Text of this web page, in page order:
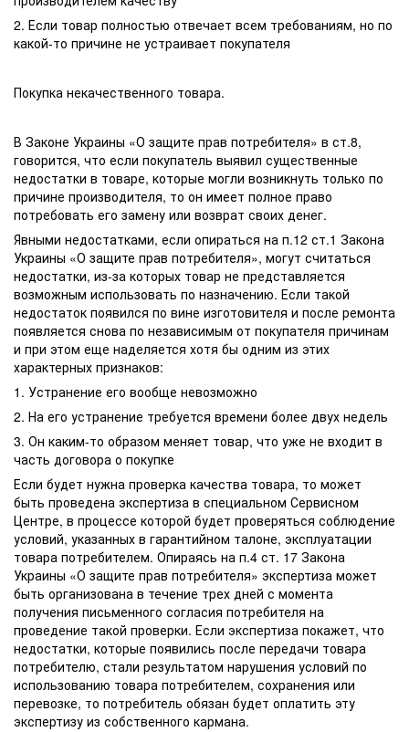
2. Если товар полностью отвечает всем требованиям, но по
какой-то причине не устраивает покупателя
Покупка некачественного товара.
В Законе Украины «О защите прав потребителя» в ст.8,
говорится, что если покупатель выявил существенные
недостатки в товаре, которые могли возникнуть только по
причине производителя, то он имеет полное право
потребовать его замену или возврат своих денег.
Явными недостатками, если опираться на п.12 ст.1 Закона
Украины «О защите прав потребителя», могут считаться
недостатки, из-за которых товар не представляется
возможным использовать по назначению. Если такой
недостаток появился по вине изготовителя и после ремонта
появляется снова по независимым от покупателя причинам
и при этом еще наделяется хотя бы одним из этих
характерных признаков:
1. Устранение его вообще невозможно
2. На его устранение требуется времени более двух недель
3. Он каким-то образом меняет товар, что уже не входит в
часть договора о покупке
Если будет нужна проверка качества товара, то может
быть проведена экспертиза в специальном Сервисном
Центре, в процессе которой будет проверяться соблюдение
условий, указанных в гарантийном талоне, эксплуатации
товара потребителем. Опираясь на п.4 ст. 17 Закона
Украины «О защите прав потребителя» экспертиза может
быть организована в течение трех дней с момента
получения письменного согласия потребителя на
проведение такой проверки. Если экспертиза покажет, что
недостатки, которые появились после передачи товара
потребителю, стали результатом нарушения условий по
использованию товара потребителем, сохранения или
перевозке, то потребитель обязан будет оплатить эту
экспертизу из собственного кармана.